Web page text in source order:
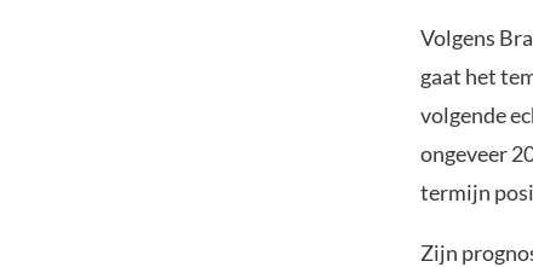
Volgens
gaat het
volgende
ongeveer
termijn
Zijn